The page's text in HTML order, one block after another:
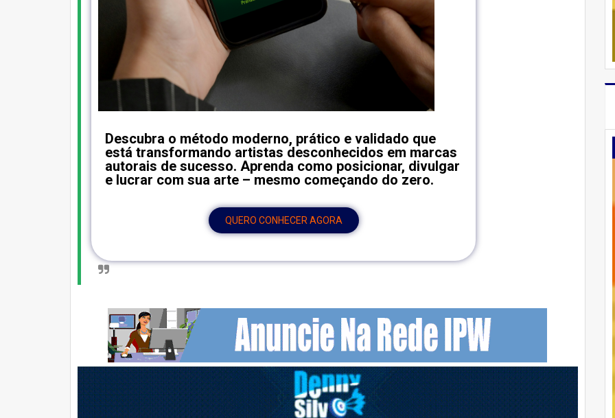
Descubra o método moderno, prático e validado que
está transformando artistas desconhecidos em marcas
autorais de sucesso. Aprenda como posicionar, divulgar
e lucrar com sua arte – mesmo começando do zero.
QUERO CONHECER AGORA